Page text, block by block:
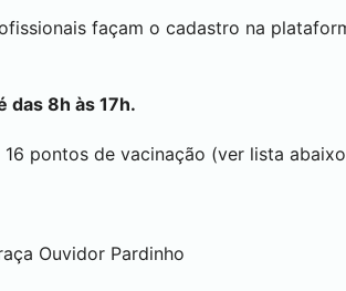
façam o cadastro na
das 8h às 17h.
pontos de vacinação (ver lista
Ouvidor Pardinho